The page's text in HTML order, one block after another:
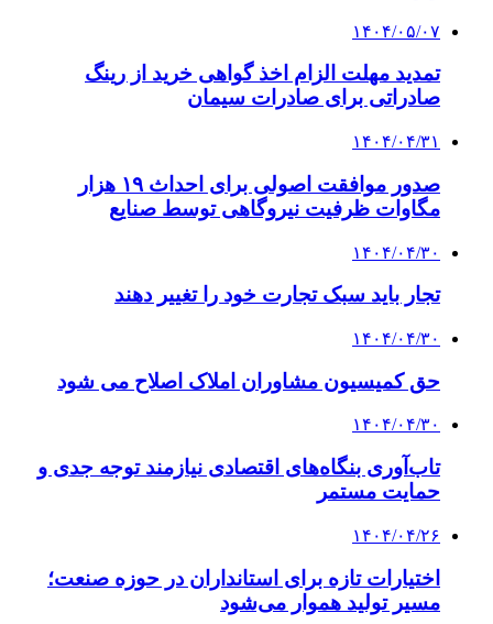
۱۴۰۴/۰۵/۰۷
تمدید مهلت الزام اخذ گواهی خرید از رینگ
صادراتی برای صادرات سیمان
۱۴۰۴/۰۴/۳۱
صدور موافقت اصولی برای احداث ۱۹ هزار
مگاوات ظرفیت نیروگاهی توسط صنایع
۱۴۰۴/۰۴/۳۰
تجار باید سبک تجارت خود را تغییر دهند
۱۴۰۴/۰۴/۳۰
حق کمیسیون مشاوران املاک اصلاح می شود
۱۴۰۴/۰۴/۳۰
تاب‌آوری بنگاه‌های اقتصادی نیازمند توجه جدی و
حمایت مستمر
۱۴۰۴/۰۴/۲۶
اختیارات تازه برای استانداران در حوزه صنعت؛
مسیر تولید هموار می‌شود